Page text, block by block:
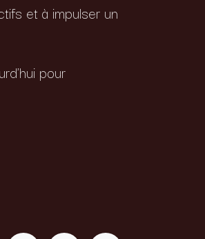
et à impulser un
pour